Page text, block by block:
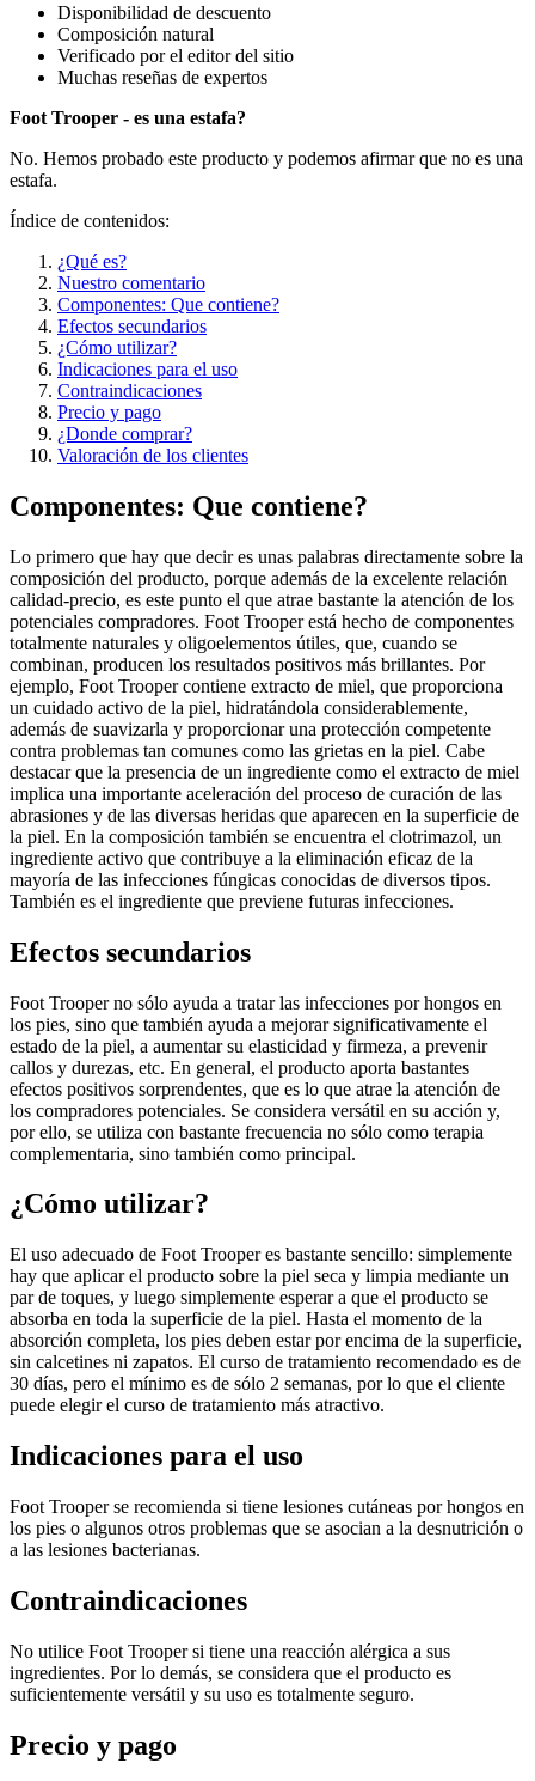
Disponibilidad de descuento
Composición natural
Verificado por el editor del sitio
Muchas reseñas de expertos
Foot Trooper - es una estafa?
No. Hemos probado este producto y podemos afirmar que no es una
estafa.
Índice de contenidos:
¿Qué es?
Nuestro comentario
Componentes: Que contiene?
Efectos secundarios
¿Cómo utilizar?
Indicaciones para el uso
Contraindicaciones
Precio y pago
¿Donde comprar?
Valoración de los clientes
Componentes: Que contiene?
Lo primero que hay que decir es unas palabras directamente sobre la
composición del producto, porque además de la excelente relación
calidad-precio, es este punto el que atrae bastante la atención de los
potenciales compradores. Foot Trooper está hecho de componentes
totalmente naturales y oligoelementos útiles, que, cuando se
combinan, producen los resultados positivos más brillantes. Por
ejemplo, Foot Trooper contiene extracto de miel, que proporciona
un cuidado activo de la piel, hidratándola considerablemente,
además de suavizarla y proporcionar una protección competente
contra problemas tan comunes como las grietas en la piel. Cabe
destacar que la presencia de un ingrediente como el extracto de miel
implica una importante aceleración del proceso de curación de las
abrasiones y de las diversas heridas que aparecen en la superficie de
la piel. En la composición también se encuentra el clotrimazol, un
ingrediente activo que contribuye a la eliminación eficaz de la
mayoría de las infecciones fúngicas conocidas de diversos tipos.
También es el ingrediente que previene futuras infecciones.
Efectos secundarios
Foot Trooper no sólo ayuda a tratar las infecciones por hongos en
los pies, sino que también ayuda a mejorar significativamente el
estado de la piel, a aumentar su elasticidad y firmeza, a prevenir
callos y durezas, etc. En general, el producto aporta bastantes
efectos positivos sorprendentes, que es lo que atrae la atención de
los compradores potenciales. Se considera versátil en su acción y,
por ello, se utiliza con bastante frecuencia no sólo como terapia
complementaria, sino también como principal.
¿Cómo utilizar?
El uso adecuado de Foot Trooper es bastante sencillo: simplemente
hay que aplicar el producto sobre la piel seca y limpia mediante un
par de toques, y luego simplemente esperar a que el producto se
absorba en toda la superficie de la piel. Hasta el momento de la
absorción completa, los pies deben estar por encima de la superficie,
sin calcetines ni zapatos. El curso de tratamiento recomendado es de
30 días, pero el mínimo es de sólo 2 semanas, por lo que el cliente
puede elegir el curso de tratamiento más atractivo.
Indicaciones para el uso
Foot Trooper se recomienda si tiene lesiones cutáneas por hongos en
los pies o algunos otros problemas que se asocian a la desnutrición o
a las lesiones bacterianas.
Contraindicaciones
No utilice Foot Trooper si tiene una reacción alérgica a sus
ingredientes. Por lo demás, se considera que el producto es
suficientemente versátil y su uso es totalmente seguro.
Precio y pago